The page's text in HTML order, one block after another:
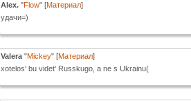
Alex."Flow" [Материал]
удачи=)
Valera"Mickey" [Материал]
xotelos' bu videt' Russkugo, a ne s Ukrainu(